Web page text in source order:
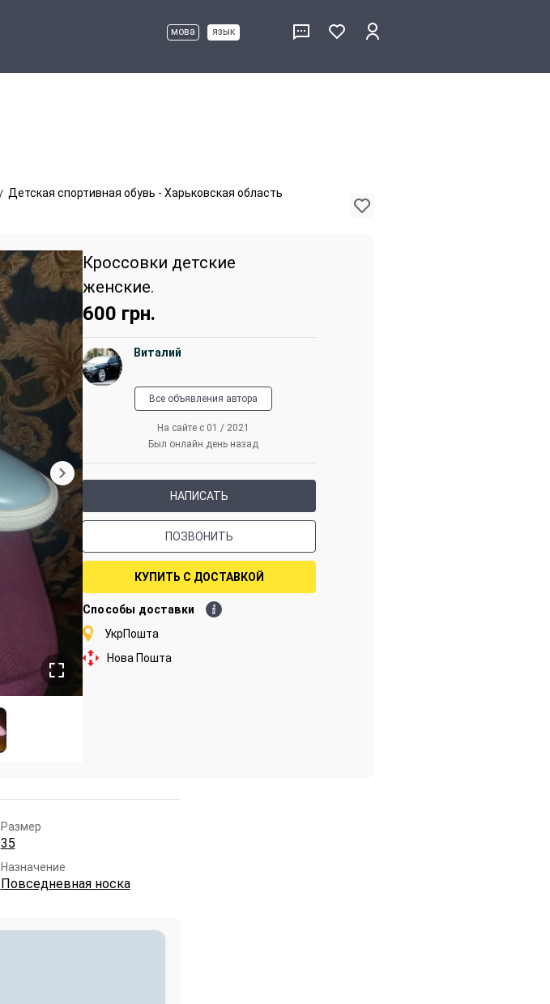
мова язык
Детская спортивная обувь - Харьковская область
Кроссовки детские
женские.
600 грн.
Виталий
Все объявления автора
На сайте с 01 / 2021
Был онлайн день назад
НАПИСАТЬ
ПОЗВОНИТЬ
КУПИТЬ С ДОСТАВКОЙ
Способы доставки
УкрПошта
Нова Пошта
Размер
35
Назначение
Повседневная носка